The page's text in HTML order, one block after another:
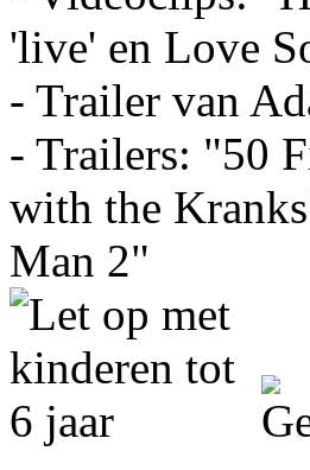
'live' en Love
- Trailer van
- Trailers: "50
with the
Man 2"